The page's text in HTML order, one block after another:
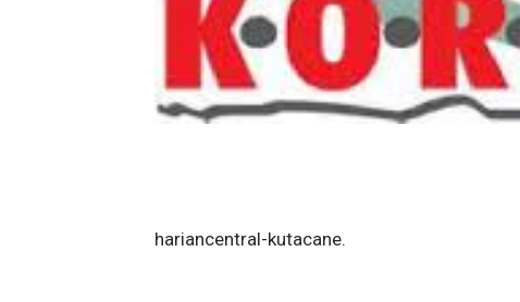
hariancentral-kutacane.